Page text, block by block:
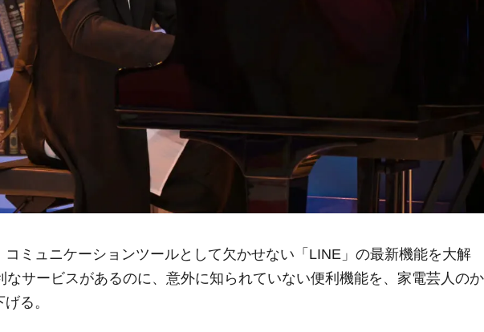
コミュニケーションツールとして欠かせない「LINE」の最新機能を大解
なサービスがあるのに、意外に知られていない便利機能を、家電芸人のか
る。